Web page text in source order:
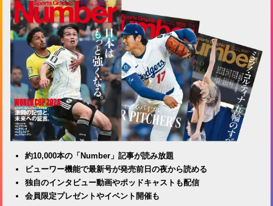
約10,000本の「Number」記事が読み放題
ビューワー機能で最新号が発売前日の夜から読める
独自のインタビュー動画やポッドキャストも配信
会員限定プレゼントやイベント開催も